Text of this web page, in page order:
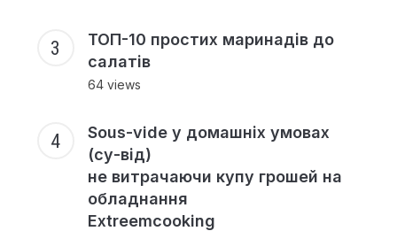
ТОП-10 простих маринадів до
салатів
64 views
Sous-vide у домашніх умовах
(су-від)
не витрачаючи купу грошей на
обладнання
Extreemcooking